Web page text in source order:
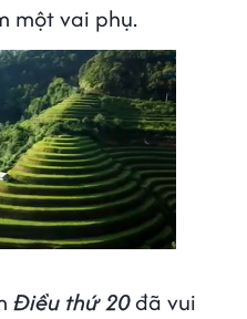
một vai phụ.
Điều thứ 20đã vui